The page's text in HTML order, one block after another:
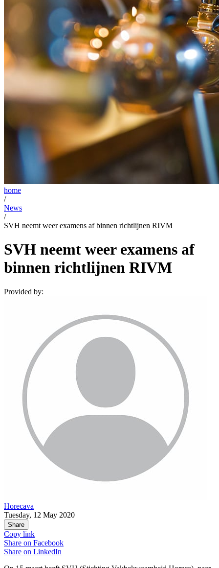
home
/
News
/
SVH neemt weer examens af binnen richtlijnen RIVM
SVH neemt weer examens af
binnen richtlijnen RIVM
Provided by:
Horecava
Tuesday, 12 May 2020
Share
Copy link
Share on Facebook
Share on LinkedIn